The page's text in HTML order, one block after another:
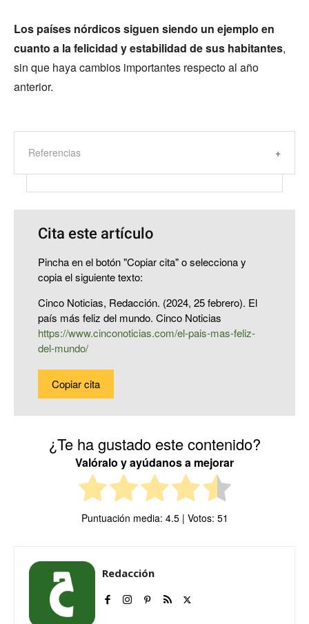
Los países nórdicos siguen siendo un ejemplo en
cuanto a la felicidad y estabilidad de sus habitantes,
sin que haya cambios importantes respecto al año
anterior.
Referencias
Cita este artículo
Pincha en el botón "Copiar cita" o selecciona y
copia el siguiente texto:
Cinco Noticias, Redacción. (2024, 25 febrero). El
país más feliz del mundo. Cinco Noticias
https://www.cinconoticias.com/el-pais-mas-feliz-
del-mundo/
Copiar cita
¿Te ha gustado este contenido?
Valóralo y ayúdanos a mejorar
Puntuación media: 4.5| Votos: 51
Redacción